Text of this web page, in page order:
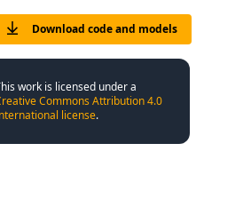
Download code and models
work is licensed under a
Commons Attribution 4.0
license.